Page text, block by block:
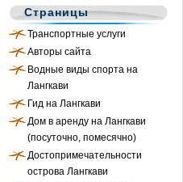
Страницы
Транспортные услуги
Авторы сайта
Водные виды спорта на
Лангкави
Гид на Лангкави
Дом в аренду на Лангкави
(посуточно, помесячно)
Достопримечательности
острова Лангкави